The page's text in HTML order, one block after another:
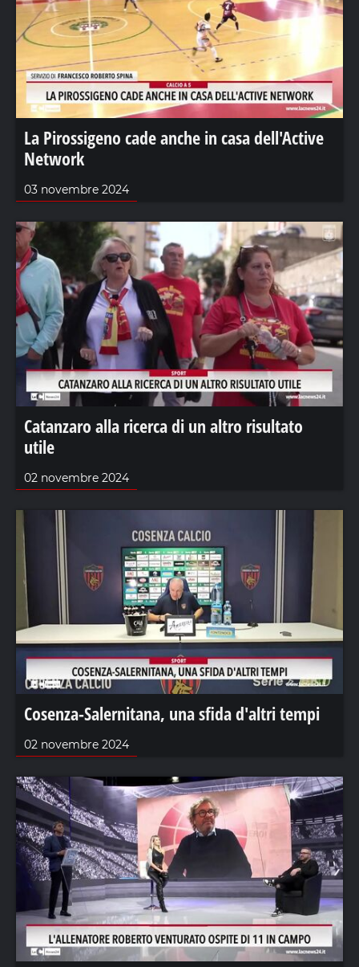
La Pirossigeno cade anche in casa dell'Active
Network
03 novembre 2024
Catanzaro alla ricerca di un altro risultato
utile
02 novembre 2024
Cosenza-Salernitana, una sfida d'altri tempi
02 novembre 2024